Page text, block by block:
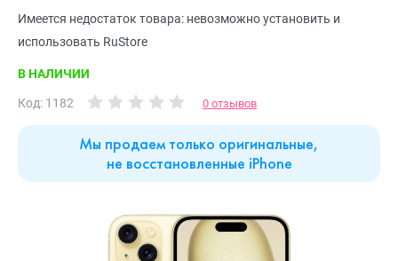
Имеется недостаток товара: невозможно установить и
использовать RuStore
В НАЛИЧИИ
Код: 1182 0 отзывов
Мы продаем только оригинальные,
не восстановленные iPhone